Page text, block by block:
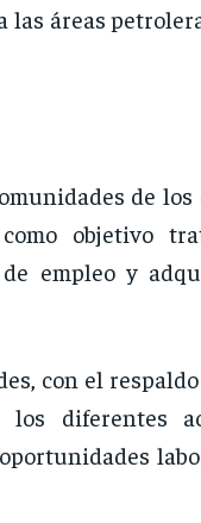
las áreas
de
objetivo
empleo y
con el respaldo
diferentes